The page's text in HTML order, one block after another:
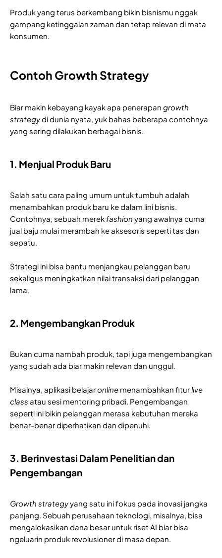
Produk yang terus berkembang bikin bisnismu nggak
gampang ketinggalan zaman dan tetap relevan di mata
konsumen.
Contoh Growth Strategy
Biar makin kebayang kayak apa penerapan growth
strategydi dunia nyata, yuk bahas beberapa contohnya
yang sering dilakukan berbagai bisnis.
1. Menjual Produk Baru
Salah satu cara paling umum untuk tumbuh adalah
menambahkan produk baru ke dalam lini bisnis.
Contohnya, sebuah merekfashion yang awalnya cuma
jual baju mulai merambah ke aksesoris seperti tas dan
sepatu.
Strategi ini bisa bantu menjangkau pelanggan baru
sekaligus meningkatkan nilai transaksi dari pelanggan
lama.
2. Mengembangkan Produk
Bukan cuma nambah produk, tapi juga mengembangkan
yang sudah ada biar makin relevan dan unggul.
Misalnya, aplikasi belajaronline menambahkan fiturlive
class atau sesi mentoring pribadi. Pengembangan
seperti ini bikin pelanggan merasa kebutuhan mereka
benar-benar diperhatikan dan dipenuhi.
3. Berinvestasi Dalam Penelitian dan
Pengembangan
Growth strategyyang satu ini fokus pada inovasi jangka
panjang. Sebuah perusahaan teknologi, misalnya, bisa
mengalokasikan dana besar untuk riset AI biar bisa
ngeluarin produk revolusioner di masa depan.